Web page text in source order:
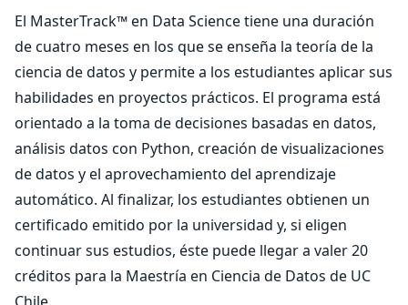
El MasterTrack™ en Data Science tiene una duración
de cuatro meses en los que se enseña la teoría de la
ciencia de datos y permite a los estudiantes aplicar sus
habilidades en proyectos prácticos. El programa está
orientado a la toma de decisiones basadas en datos,
análisis datos con Python, creación de visualizaciones
de datos y el aprovechamiento del aprendizaje
automático. Al finalizar, los estudiantes obtienen un
certificado emitido por la universidad y, si eligen
continuar sus estudios, éste puede llegar a valer 20
créditos para la Maestría en Ciencia de Datos de UC